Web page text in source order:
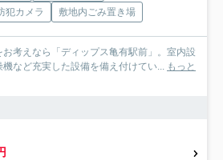
犯カメラ 敷地内ごみ置き場
考えなら「ディップス亀有駅前」。室内設
など充実した設備を備え付けてい... もっと